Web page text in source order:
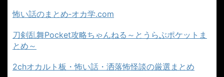
怖い話のまとめ‐オカ学.com
刀剣乱舞Pocket攻略ちゃんねる～とうらぶポケットま
とめ～
2chオカルト板・怖い話・洒落怖怪談の厳選まとめ